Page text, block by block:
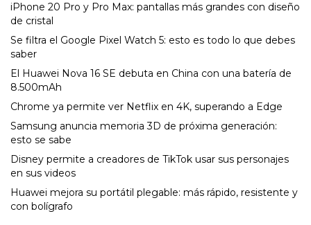
iPhone 20 Pro y Pro Max: pantallas más grandes con diseño
de cristal
Se filtra el Google Pixel Watch 5: esto es todo lo que debes
saber
El Huawei Nova 16 SE debuta en China con una batería de
8.500mAh
Chrome ya permite ver Netflix en 4K, superando a Edge
Samsung anuncia memoria 3D de próxima generación:
esto se sabe
Disney permite a creadores de TikTok usar sus personajes
en sus videos
Huawei mejora su portátil plegable: más rápido, resistente y
con bolígrafo